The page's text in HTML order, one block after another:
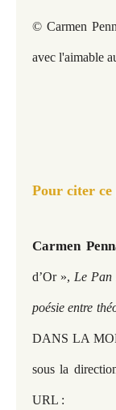
© Carmen
avec l'aimable
Pour citer ce
Carmen
d’Or », Le Pan
poésie entre
DANS LA
sous la
URL :